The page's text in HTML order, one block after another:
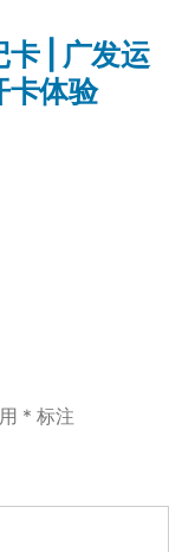
卡 | 广发运
卡体验
* 标注